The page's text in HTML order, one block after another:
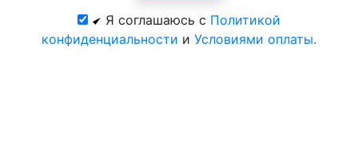
Я соглашаюсь с Политикой
конфиденциальности и Условиями оплаты.